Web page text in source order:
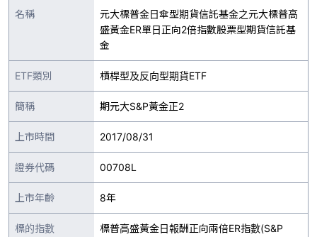
名稱
元大標普金日傘型期貨信託基金之元大標普高
盛黃金ER單日正向2倍指數股票型期貨信託基
金
ETF類別 槓桿型及反向型期貨ETF
簡稱 期元大S&P黃金正2
上市時間 2017/08/31
證券代碼 00708L
上市年齡 8年
標的指數
標普高盛黃金日報酬正向兩倍ER指數(S&P